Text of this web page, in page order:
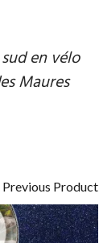
en vélo
Maures
Previous Product